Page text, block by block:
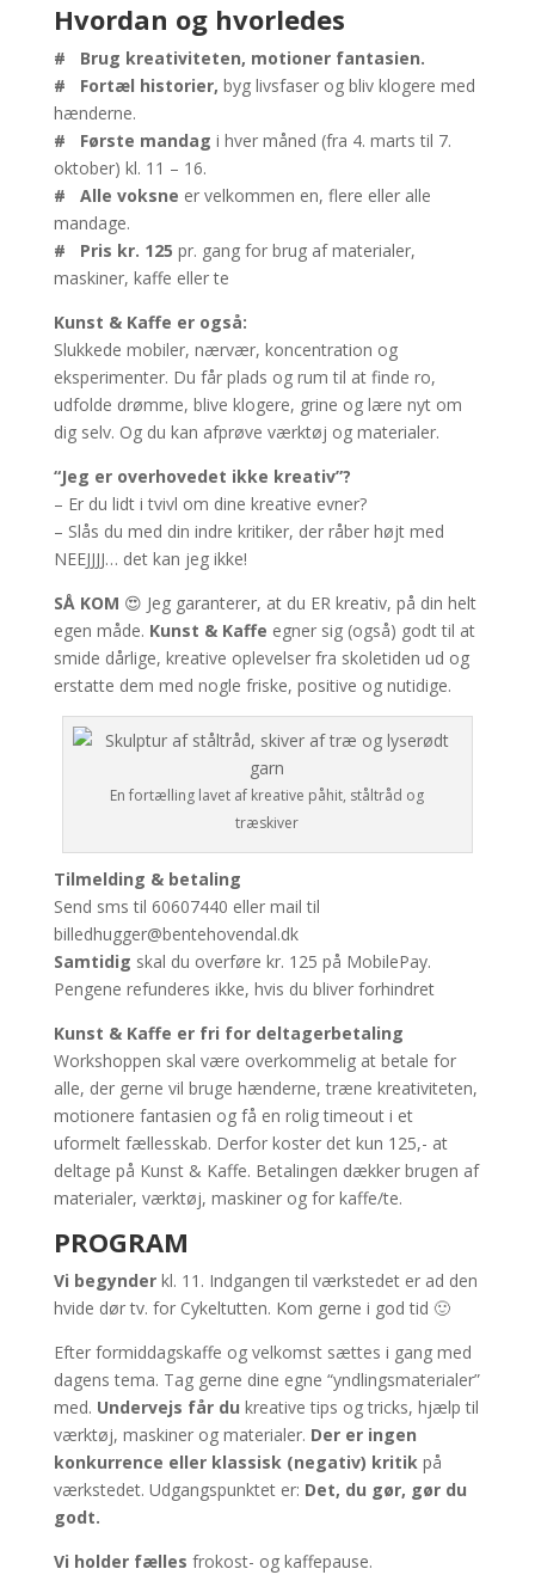
Hvordan og hvorledes
# Brug kreativiteten, motioner fantasien.
# Fortæl historier, byg livsfaser og bliv klogere med
hænderne.
# Første mandag i hver måned (fra 4. marts til 7.
oktober) kl. 11 – 16.
# Alle voksne er velkommen en, flere eller alle
mandage.
# Pris kr. 125 pr. gang for brug af materialer,
maskiner, kaffe eller te
Kunst & Kaffe er også:
Slukkede mobiler, nærvær, koncentration og
eksperimenter. Du får plads og rum til at finde ro,
udfolde drømme, blive klogere, grine og lære nyt om
dig selv. Og du kan afprøve værktøj og materialer.
“Jeg er overhovedet ikke kreativ”?
– Er du lidt i tvivl om dine kreative evner?
– Slås du med din indre kritiker, der råber højt med
NEEJJJJ… det kan jeg ikke!
SÅ KOM 😍 Jeg garanterer, at du ER kreativ, på din helt
egen måde. Kunst & Kaffe egner sig (også) godt til at
smide dårlige, kreative oplevelser fra skoletiden ud og
erstatte dem med nogle friske, positive og nutidige.
En fortælling lavet af kreative påhit, ståltråd og
træskiver
Tilmelding & betaling
Send sms til 60607440 eller mail til
billedhugger@bentehovendal.dk
Samtidig skal du overføre kr. 125 på MobilePay.
Pengene refunderes ikke, hvis du bliver forhindret
Kunst & Kaffe er fri for deltagerbetaling
Workshoppen skal være overkommelig at betale for
alle, der gerne vil bruge hænderne, træne kreativiteten,
motionere fantasien og få en rolig timeout i et
uformelt fællesskab. Derfor koster det kun 125,- at
deltage på Kunst & Kaffe. Betalingen dækker brugen af
materialer, værktøj, maskiner og for kaffe/te.
PROGRAM
Vi begynder kl. 11. Indgangen til værkstedet er ad den
hvide dør tv. for Cykeltutten. Kom gerne i god tid 🙂
Efter formiddagskaffe og velkomst sættes i gang med
dagens tema. Tag gerne dine egne “yndlingsmaterialer”
med. Undervejs får du kreative tips og tricks, hjælp til
værktøj, maskiner og materialer. Der er ingen
konkurrence eller klassisk (negativ) kritikpå
værkstedet. Udgangspunktet er: Det, du gør, gør du
godt.
Vi holder fælles frokost- og kaffepause.